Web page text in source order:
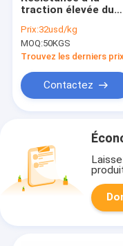
traction élevée du
alliage de cuivre 590
660Mpa
Prix:32usd/kg
MOQ:50KGS
Trouvez les derniers
Contactez